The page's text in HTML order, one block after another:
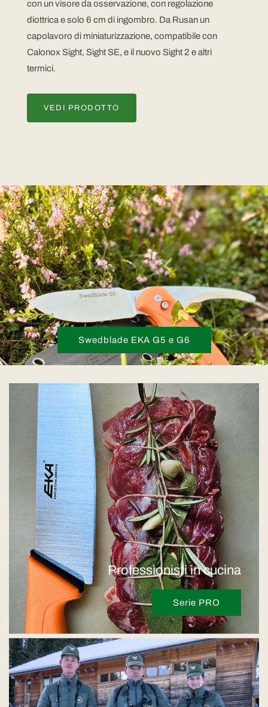
con un visore da osservazione, con regolazione
diottrica e solo 6 cm di ingombro. Da Rusan un
capolavoro di miniaturizzazione, compatibile con
Calonox Sight, Sight SE, e il nuovo Sight 2 e altri
termici.
VEDI PRODOTTO
Swedblade EKA G5 e G6
Professionisti in cucina
Serie PRO